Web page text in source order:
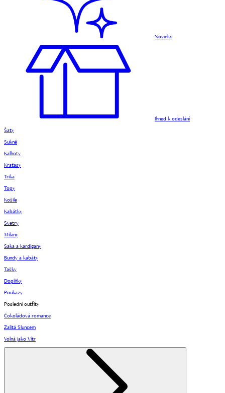
Novinky
Ihned k odeslání
Šaty
Sukně
Kalhoty
Kraťasy
Trika
Topy
Košile
Kabátky
Svetry
Mikiny
Saka a kardigany
Bundy a kabáty
Tašky
Doplňky
Poukazy
Poslední outfity
Čokoládová romance
Zalitá Sluncem
Volná jako Vítr